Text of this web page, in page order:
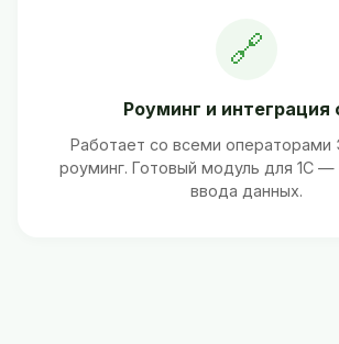
🔗
Роуминг и интеграция
Работает со всеми
роуминг. Готовый модуль для 1С —
ввода данных.